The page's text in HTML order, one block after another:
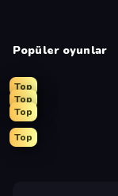
Popüler oyunlar
Top
Top
Top
Top